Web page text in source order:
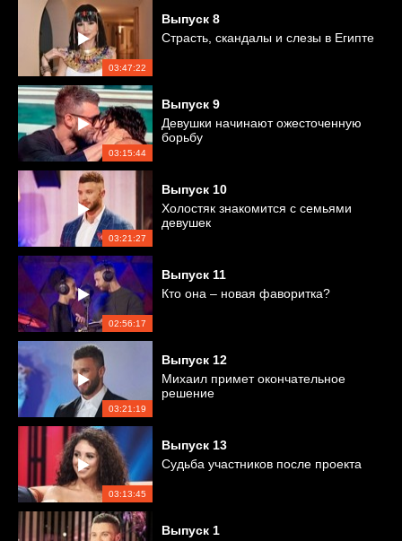
03:47:22
Выпуск 8
Страсть, скандалы и слезы в Египте
03:15:44
Выпуск 9
Девушки начинают ожесточенную
борьбу
03:21:27
Выпуск 10
Холостяк знакомится с семьями
девушек
02:56:17
Выпуск 11
Кто она – новая фаворитка?
03:21:19
Выпуск 12
Михаил примет окончательное
решение
03:13:45
Выпуск 13
Судьба участников после проекта
Выпуск 1